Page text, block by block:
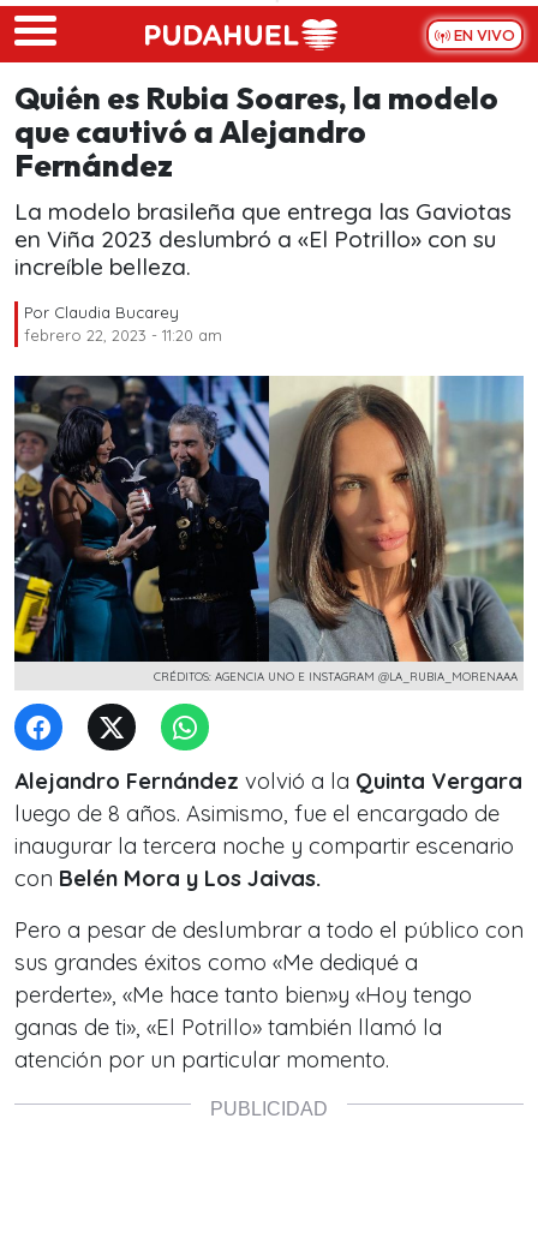
Skip to main content
EN VIVO
Quién es Rubia Soares, la modelo
que cautivó a Alejandro
Fernández
La modelo brasileña que entrega las Gaviotas
en Viña 2023 deslumbró a «El Potrillo» con su
increíble belleza.
Por Claudia Bucarey
febrero 22, 2023 - 11:20 am
CRÉDITOS: AGENCIA UNO E INSTAGRAM @LA_RUBIA_MORENAAA
Alejandro Fernández volvió a la Quinta Vergara
luego de 8 años. Asimismo, fue el encargado de
inaugurar la tercera noche y compartir escenario
con Belén Mora y Los Jaivas.
Pero a pesar de deslumbrar a todo el público con
sus grandes éxitos como «Me dediqué a
perderte», «Me hace tanto bien»y «Hoy tengo
ganas de ti», «El Potrillo» también llamó la
atención por un particular momento.